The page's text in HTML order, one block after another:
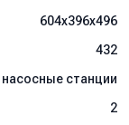
604х396х496
432
станции
2